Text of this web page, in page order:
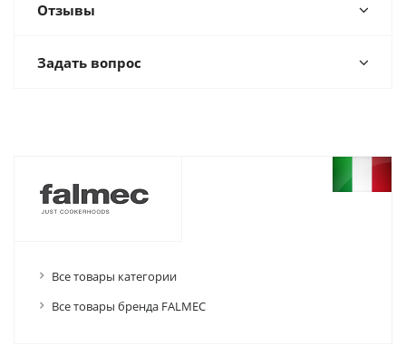
Отзывы
Задать вопрос
Все товары категории
Все товары бренда FALMEC